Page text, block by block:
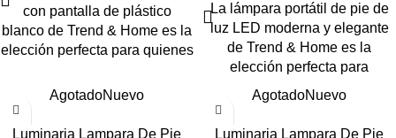
con pantalla de plástico
blanco de Trend & Home es la
elección perfecta para quienes
La lámpara portátil de pie de
luz LED moderna y elegante
de Trend & Home es la
elección perfecta para
AgotadoNuevo
Luminaria Lampara De Pie
AgotadoNuevo
Luminaria Lampara De Pie